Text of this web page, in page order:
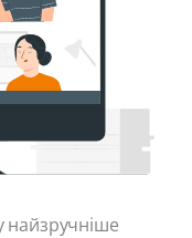
найзручніше